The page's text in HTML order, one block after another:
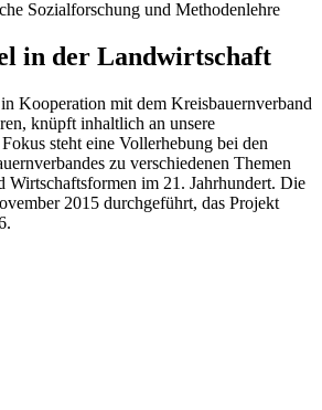
in der Landwirtschaft
Kooperation mit dem Kreisbauernverband
knüpft inhaltlich an unsere
steht eine Vollerhebung bei den
zu verschiedenen Themen
Wirtschaftsformen im 21. Jahrhundert. Die
2015 durchgeführt, das Projekt